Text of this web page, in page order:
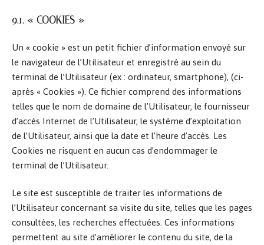
9.1. « COOKIES »
Un « cookie » est un petit fichier d’information envoyé sur
le navigateur de l’Utilisateur et enregistré au sein du
terminal de l’Utilisateur (ex : ordinateur, smartphone), (ci-
après « Cookies »). Ce fichier comprend des informations
telles que le nom de domaine de l’Utilisateur, le fournisseur
d’accès Internet de l’Utilisateur, le système d’exploitation
de l’Utilisateur, ainsi que la date et l’heure d’accès. Les
Cookies ne risquent en aucun cas d’endommager le
terminal de l’Utilisateur.
Le site est susceptible de traiter les informations de
l’Utilisateur concernant sa visite du site, telles que les pages
consultées, les recherches effectuées. Ces informations
permettent au site d’améliorer le contenu du site, de la